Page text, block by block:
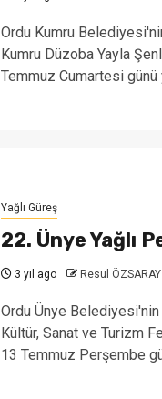
Ordu Kumru
Kumru Düzoba Yayla
Temmuz Cumartesi günü
Yağlı Güreş
22. Ünye Yağlı
3 yıl ago Resul ÖZSARAY
Ordu Ünye
Kültür, Sanat ve Turizm
13 Temmuz Perşembe